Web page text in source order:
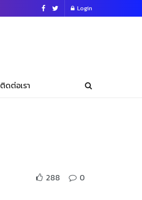
Login
ติดต่อเรา
288 0